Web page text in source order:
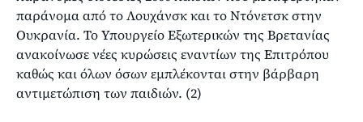
παράνομα από το Λουχάνσκ και το Ντόνετσκ στην
Ουκρανία. Το Υπουργείο Εξωτερικών της Βρετανίας
ανακοίνωσε νέες κυρώσεις εναντίων της Επιτρόπου
καθώς και όλων όσων εμπλέκονται στην βάρβαρη
αντιμετώπιση των παιδιών. (2)